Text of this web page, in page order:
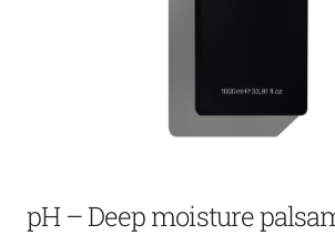
pH – Deep moisture